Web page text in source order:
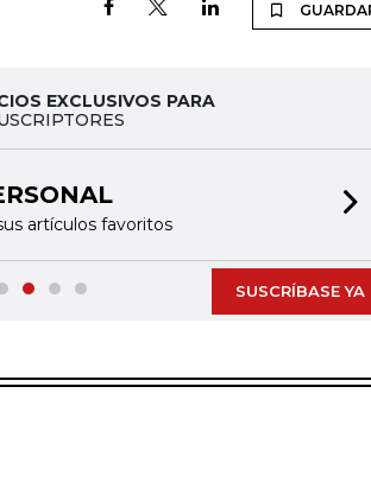
EXCLUSIVOS PARA
artículos favoritos
SUSCRÍBASE YA